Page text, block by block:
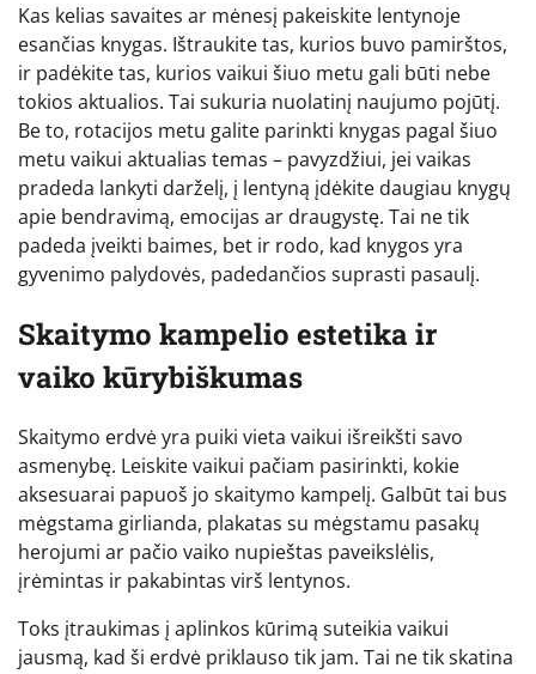
Kas kelias savaites ar mėnesį pakeiskite lentynoje
esančias knygas. Ištraukite tas, kurios buvo pamirštos,
ir padėkite tas, kurios vaikui šiuo metu gali būti nebe
tokios aktualios. Tai sukuria nuolatinį naujumo pojūtį.
Be to, rotacijos metu galite parinkti knygas pagal šiuo
metu vaikui aktualias temas – pavyzdžiui, jei vaikas
pradeda lankyti darželį, į lentyną įdėkite daugiau knygų
apie bendravimą, emocijas ar draugystę. Tai ne tik
padeda įveikti baimes, bet ir rodo, kad knygos yra
gyvenimo palydovės, padedančios suprasti pasaulį.
Skaitymo kampelio estetika ir
vaiko kūrybiškumas
Skaitymo erdvė yra puiki vieta vaikui išreikšti savo
asmenybę. Leiskite vaikui pačiam pasirinkti, kokie
aksesuarai papuoš jo skaitymo kampelį. Galbūt tai bus
mėgstama girlianda, plakatas su mėgstamu pasakų
herojumi ar pačio vaiko nupieštas paveikslėlis,
įrėmintas ir pakabintas virš lentynos.
Toks įtraukimas į aplinkos kūrimą suteikia vaikui
jausmą, kad ši erdvė priklauso tik jam. Tai ne tik skatina